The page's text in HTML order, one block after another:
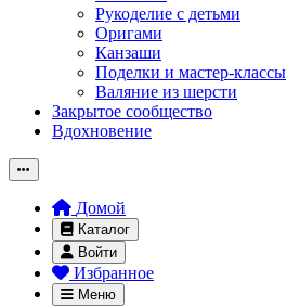
Рукоделие с детьми
Оригами
Канзаши
Поделки и мастер-классы
Валяние из шерсти
Закрытое сообщество
Вдохновение
Домой
Каталог
Войти
Избранное
Меню